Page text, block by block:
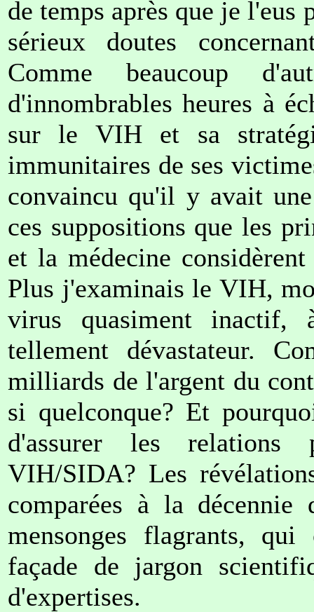
de temps après que je l'eus
sérieux doutes
Comme beaucoup
d'innombrables heures à
sur le VIH et sa
immunitaires de ses
convaincu qu'il y avait
ces suppositions que les
et la médecine
Plus j'examinais le VIH,
virus quasiment inactif,
tellement dévastateur.
milliards de l'argent du
si quelconque? Et
d'assurer les relations
VIH/SIDA? Les
comparées à la décennie
mensonges flagrants,
façade de jargon
d'expertises.